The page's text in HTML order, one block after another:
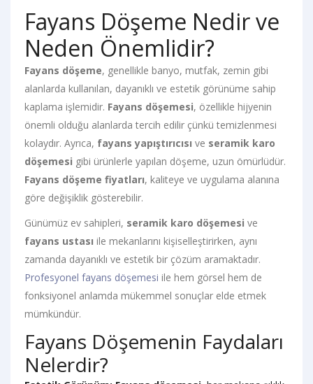
Fayans Döşeme Nedir ve
Neden Önemlidir?
Fayans döşeme, genellikle banyo, mutfak, zemin gibi
alanlarda kullanılan, dayanıklı ve estetik görünüme sahip
kaplama işlemidir. Fayans döşemesi, özellikle hijyenin
önemli olduğu alanlarda tercih edilir çünkü temizlenmesi
kolaydır. Ayrıca, fayans yapıştırıcısı ve seramik karo
döşemesi gibi ürünlerle yapılan döşeme, uzun ömürlüdür.
Fayans döşeme fiyatları, kaliteye ve uygulama alanına
göre değişiklik gösterebilir.
Günümüz ev sahipleri, seramik karo döşemesi ve
fayans ustası ile mekanlarını kişiselleştirirken, aynı
zamanda dayanıklı ve estetik bir çözüm aramaktadır.
Profesyonel fayans döşemesi ile hem görsel hem de
fonksiyonel anlamda mükemmel sonuçlar elde etmek
mümkündür.
Fayans Döşemenin Faydaları
Nelerdir?